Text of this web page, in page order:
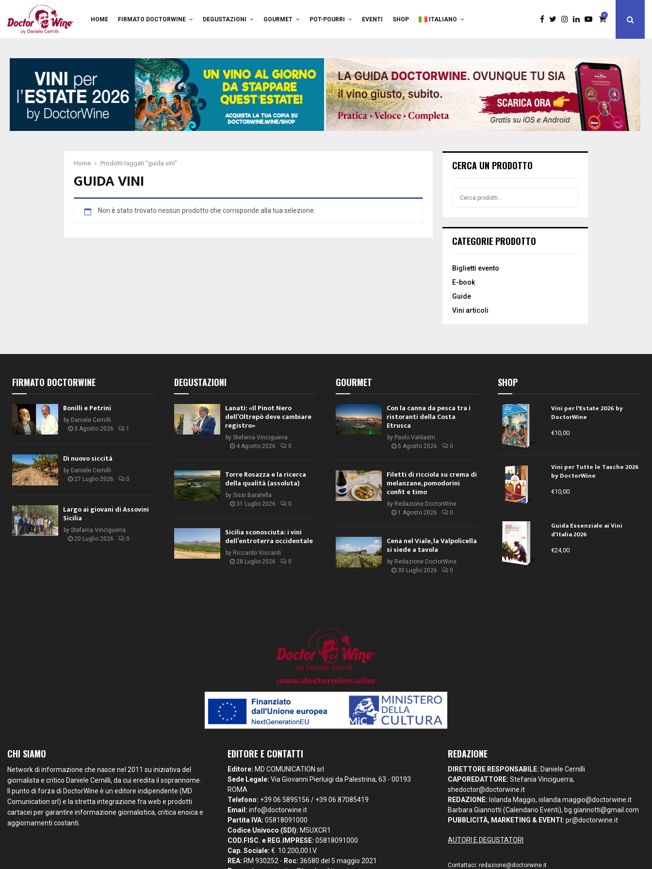
HOME FIRMATO DOCTORWINE DEGUSTAZIONI GOURMET POT-POURRI EVENTI SHOP ITALIANO
0
Home Prodotti taggati “guida vini”
GUIDA VINI
Non è stato trovato nessun prodotto che corrisponde alla tua selezione.
CERCA UN PRODOTTO
CATEGORIE PRODOTTO
Biglietti evento
E-book
Guide
Vini articoli
FIRMATO DOCTORWINE
Bonilli e Petrini
by Daniele Cernilli
3 Agosto 2026
1
Di nuovo siccità
by Daniele Cernilli
27 Luglio 2026
0
Largo ai giovani di Assovini
Sicilia
by Stefania Vinciguerra
20 Luglio 2026
0
DEGUSTAZIONI
Lanati: «Il Pinot Nero
dell’Oltrepò deve cambiare
registro»
by Stefania Vinciguerra
4 Agosto 2026
0
Torre Rosazza e la ricerca
della qualità (assoluta)
by Sissi Baratella
31 Luglio 2026
0
Sicilia sconosciuta: i vini
dell’entroterra occidentale
by Riccardo Viscardi
28 Luglio 2026
0
GOURMET
Con la canna da pesca tra i
ristoranti della Costa
Etrusca
by Paolo Valdastri
5 Agosto 2026
0
Filetti di ricciola su crema di
melanzane, pomodorini
confit e timo
by Redazione DoctorWine
1 Agosto 2026
0
Cena nel Viale, la Valpolicella
si siede a tavola
by Redazione DoctorWine
30 Luglio 2026
0
SHOP
Vini per l'Estate 2026 by
DoctorWine
€10,00
Vini per Tutte le Tasche 2026
by DoctorWine
€10,00
Guida Essenziale ai Vini
d’Italia 2026
€24,00
CHI SIAMO
Network di informazione che nasce nel 2011 su iniziativa del
giornalista e critico Daniele Cernilli, da cui eredita il soprannome.
Il punto di forza di DoctorWine è un editore indipendente (MD
Comunication srl) e la stretta integrazione fra web e prodotti
cartacei per garantire informazione giornalistica, critica enoica e
aggiornamenti costanti.
EDITORE E CONTATTI
Editore: MD COMUNICATION srl
Sede Legale: Via Giovanni Pierluigi da Palestrina, 63 - 00193
ROMA
Telefono: +39 06 5895156 / +39 06 87085419
Email: info@doctorwine.it
Partita IVA: 05818091000
Codice Univoco (SDI): M5UXCR1
COD.FISC. e REG.IMPRESE: 05818091000
Cap. Sociale: €. 10.200,00 I.V.
REA: RM 930252 - Roc: 36580 del 5 maggio 2021
REDAZIONE
DIRETTORE RESPONSABILE: Daniele Cernilli
CAPOREDATTORE: Stefania Vinciguerra,
shedoctor@doctorwine.it
REDAZIONE: Iolanda Maggio,iolanda.maggio@doctorwine.it
Barbara Giannotti (Calendario Eventi), bg.giannotti@gmail.com
PUBBLICITÀ, MARKETING & EVENTI: pr@doctorwine.it
AUTORI E DEGUSTATORI
Contattaci:redazione@doctorwine.it